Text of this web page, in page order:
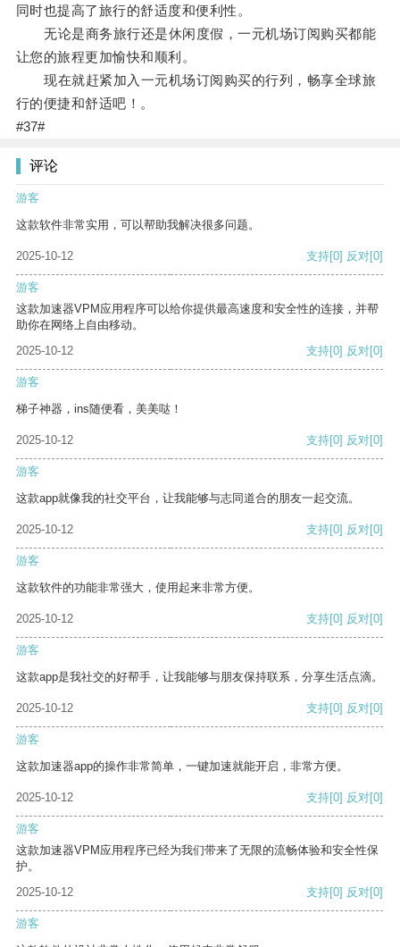
同时也提高了旅行的舒适度和便利性。
无论是商务旅行还是休闲度假，一元机场订阅购买都能
让您的旅程更加愉快和顺利。
现在就赶紧加入一元机场订阅购买的行列，畅享全球旅
行的便捷和舒适吧！。
#37#
评论
游客
这款软件非常实用，可以帮助我解决很多问题。
2025-10-12 支持[0] 反对[0]
游客
这款加速器VPM应用程序可以给你提供最高速度和安全性的连接，并帮
助你在网络上自由移动。
2025-10-12
支持[0] 反对[0]
游客
梯子神器，ins随便看，美美哒！
2025-10-12 支持[0] 反对[0]
游客
这款app就像我的社交平台，让我能够与志同道合的朋友一起交流。
2025-10-12 支持[0] 反对[0]
游客
这款软件的功能非常强大，使用起来非常方便。
2025-10-12 支持[0] 反对[0]
游客
这款app是我社交的好帮手，让我能够与朋友保持联系，分享生活点滴。
2025-10-12 支持[0] 反对[0]
游客
这款加速器app的操作非常简单，一键加速就能开启，非常方便。
2025-10-12 支持[0] 反对[0]
游客
这款加速器VPM应用程序已经为我们带来了无限的流畅体验和安全性保
护。
2025-10-12
支持[0] 反对[0]
游客